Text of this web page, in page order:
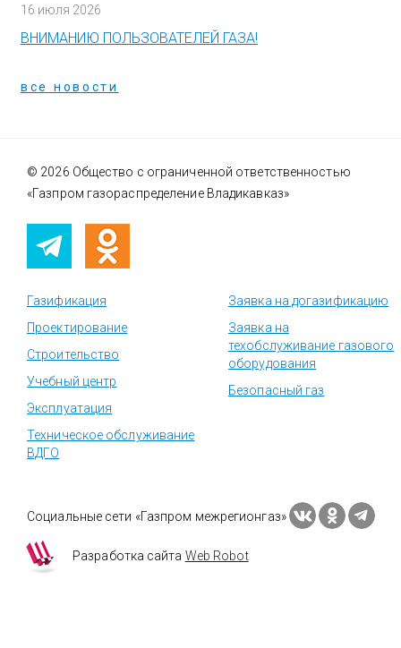
16 июля 2026
ВНИМАНИЮ ПОЛЬЗОВАТЕЛЕЙ ГАЗА!
все новости
© 2026 Общество с ограниченной ответственностью
«Газпром газораспределение Владикавказ»
Газификация
Проектирование
Строительство
Учебный центр
Эксплуатация
Техническое обслуживание
ВДГО
Заявка на догазификацию
Заявка на
техобслуживание газового
оборудования
Безопасный газ
Социальные сети «Газпром межрегионгаз»
Разработка сайта Web Robot